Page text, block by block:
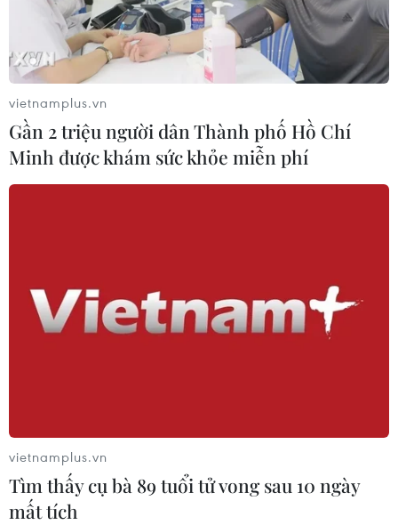
vietnamplus.vn
Gần 2 triệu người dân Thành phố Hồ Chí
Minh được khám sức khỏe miễn phí
vietnamplus.vn
Tìm thấy cụ bà 89 tuổi tử vong sau 10 ngày
mất tích